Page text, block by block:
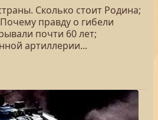
Сколько стоит Родина;
правду о гибели
почти 60 лет;
артиллерии...